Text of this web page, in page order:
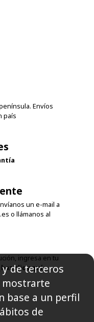
Envíos
un e-mail a
o llámanos al
ingresa en tu
de terceros
mostrarte
base a un perfil
de